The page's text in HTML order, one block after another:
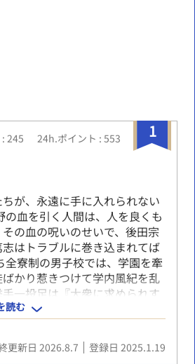
1
245 24h.ポイント : 553
が、永遠に手に入れられない
血を引く人間は、人を良くも
の血の呪いのせいで、後田宗
はトラブルに巻き込まれてば
寮制の男子校では、学園を牽
かり惹きつけて学内風紀を乱
一投足は『大衆に求められす
抜けないらしい。 天才たちは
を快く思わない天才たちのフ
でも主人は毎日能天気だし。
護る為、今日も宗介は全方向に
読む
更新日 2026.8.7 登録日 2025.1.19